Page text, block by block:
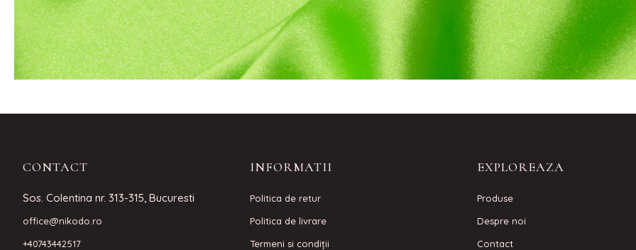
CONTACT
Sos. Colentina nr. 313-315, Bucuresti
office@nikodo.ro
+40743442517
INFORMATII
Politica de retur
Politica de livrare
Termeni si condiţii
EXPLOREAZA
Produse
Despre noi
Contact